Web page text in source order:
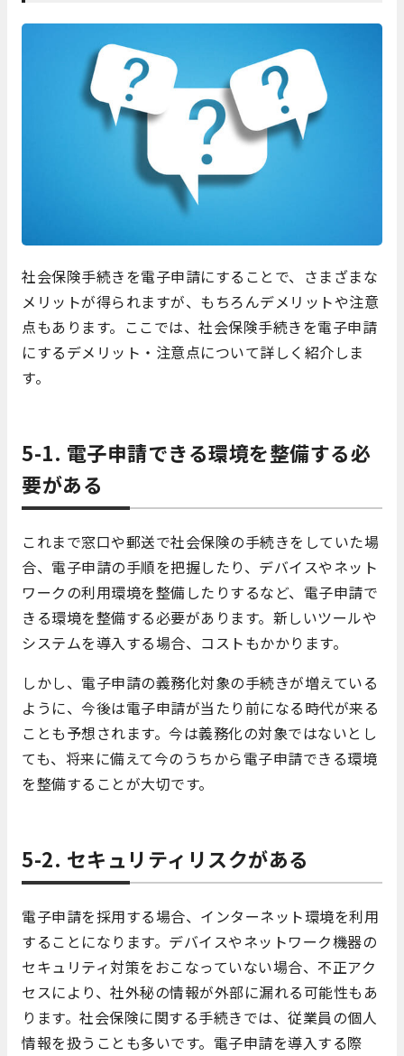
社会保険手続きを電子申請にすることで、さまざまな
メリットが得られますが、もちろんデメリットや注意
点もあります。ここでは、社会保険手続きを電子申請
にするデメリット・注意点について詳しく紹介しま
す。
5-1. 電子申請できる環境を整備する必
要がある
これまで窓口や郵送で社会保険の手続きをしていた場
合、電子申請の手順を把握したり、デバイスやネット
ワークの利用環境を整備したりするなど、電子申請で
きる環境を整備する必要があります。新しいツールや
システムを導入する場合、コストもかかります。
しかし、電子申請の義務化対象の手続きが増えている
ように、今後は電子申請が当たり前になる時代が来る
ことも予想されます。今は義務化の対象ではないとし
ても、将来に備えて今のうちから電子申請できる環境
を整備することが大切です。
5-2. セキュリティリスクがある
電子申請を採用する場合、インターネット環境を利用
することになります。デバイスやネットワーク機器の
セキュリティ対策をおこなっていない場合、不正アク
セスにより、社外秘の情報が外部に漏れる可能性もあ
ります。社会保険に関する手続きでは、従業員の個人
情報を扱うことも多いです。電子申請を導入する際